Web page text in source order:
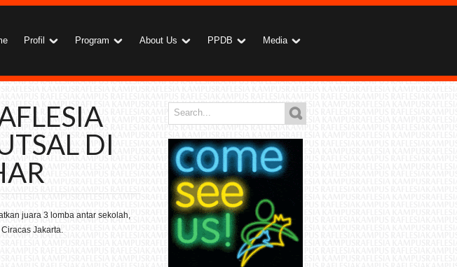
Profil Program About Us PPDB Media
DI
juara 3 lomba antar sekolah,
Jakarta.